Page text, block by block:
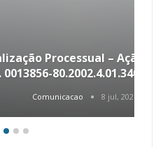
– Ação Coletiva
– GDP
8 jul, 2026